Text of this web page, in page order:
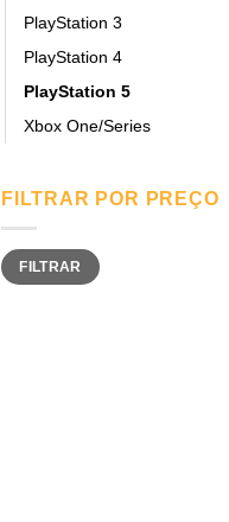
PlayStation 3
PlayStation 4
PlayStation 5
Xbox One/Series
FILTRAR POR PREÇO
Preço
mínimo
Preço
máximo
FILTRAR